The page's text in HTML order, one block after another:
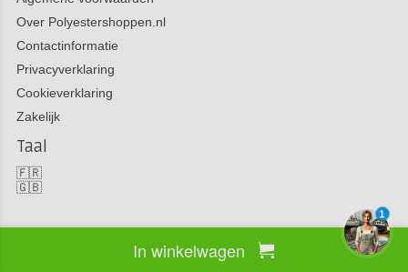
In winkelwagen
Over Polyestershoppen.nl
Contactinformatie
Privacyverklaring
Cookieverklaring
Zakelijk
Taal
🇫🇷
🇬🇧
Copyright 2026 Polyestershoppen bv
1